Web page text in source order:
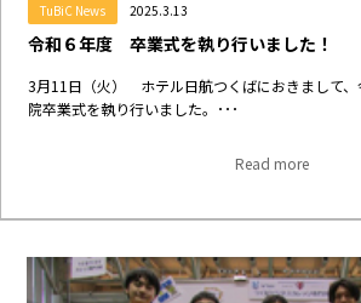
TuBiC News 2025.3.13
令和６年度 卒業式を執り行いました！
3月11日（火） ホテル日航つくばにおきまして
院卒業式を執り行いました。･･･
Read more